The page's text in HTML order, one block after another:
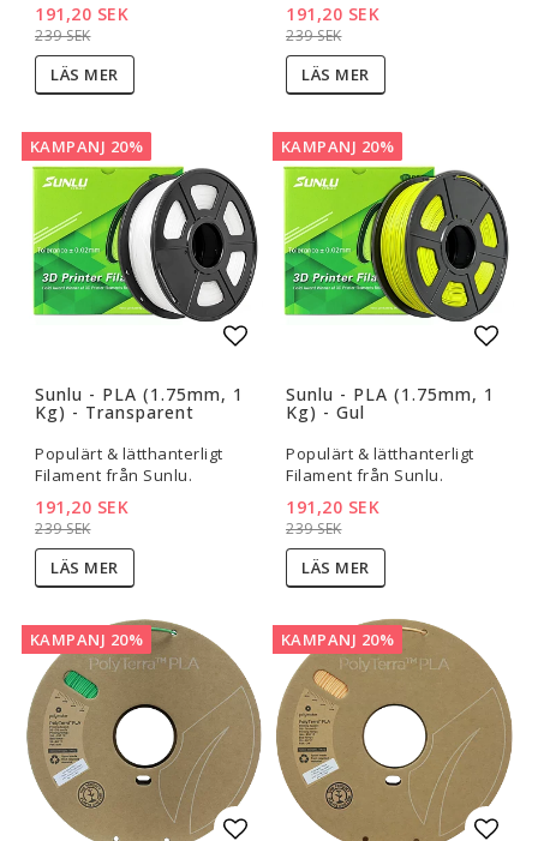
239 SEK
191,20 SEK
LÄS MER
239 SEK
191,20 SEK
LÄS MER
KAMPANJ 20%
Sunlu - PLA (1.75mm, 1
Kg) - Transparent
Populärt & lätthanterligt
Filament från Sunlu.
239 SEK
191,20 SEK
LÄS MER
KAMPANJ 20%
Sunlu - PLA (1.75mm, 1
Kg) - Gul
Populärt & lätthanterligt
Filament från Sunlu.
239 SEK
191,20 SEK
LÄS MER
KAMPANJ 20% KAMPANJ 20%